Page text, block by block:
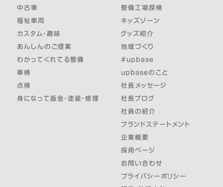
中古車
福祉車両
カスタム・趣味
あんしんのご提案
わかってくれてる整備
車検
点検
身になって鈑金・塗装・修理
整備工場探検
キッズゾーン
グッズ紹介
地域づくり
#upbase
upbaseのこと
社長メッセージ
社長ブログ
社員の紹介
ブランドステートメント
企業概要
採用ページ
お問い合わせ
プライバシーポリシー